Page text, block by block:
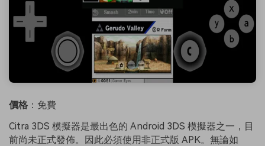
價格 ：免費
Citra 3DS 模擬器是最出色的 Android 3DS 模擬器之一，目
前尚未正式發佈。因此必須使用非正式版 APK。無論如